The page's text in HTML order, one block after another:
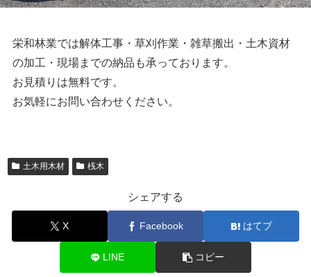
栄和林業では解体工事・草刈作業・雑草搬出・土木資材
の加工・現場までの納品も承っております。
お見積りは無料です。
お気軽にお問い合わせください。
土木用木材 桟木
シェアする
X Facebook はてブ
LINE コピー